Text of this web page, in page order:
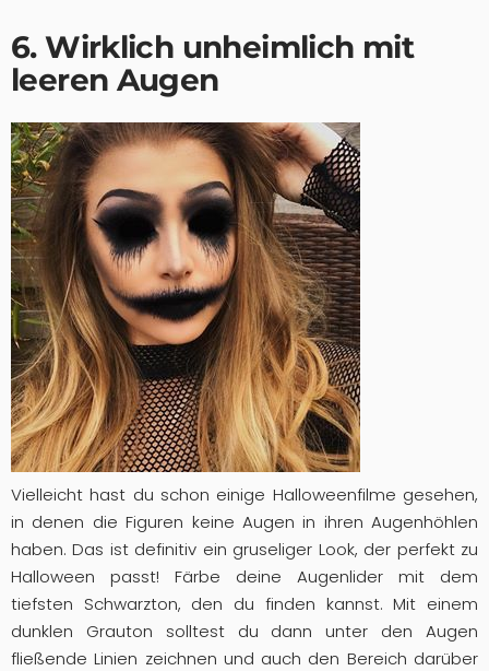
6. Wirklich unheimlich mit
leeren Augen
Vielleicht hast du schon einige Halloweenfilme gesehen,
in denen die Figuren keine Augen in ihren Augenhöhlen
haben. Das ist definitiv ein gruseliger Look, der perfekt zu
Halloween passt! Färbe deine Augenlider mit dem
tiefsten Schwarzton, den du finden kannst. Mit einem
dunklen Grauton solltest du dann unter den Augen
fließende Linien zeichnen und auch den Bereich darüber